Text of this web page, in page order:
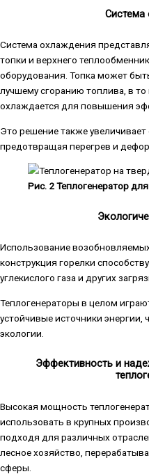
Система
Система охлаждения
топки и верхнего
оборудования. Топка может
лучшему сгоранию топлива, в
охлаждается для повышения
Это решение также
предотвращая перегрев и
Рис. 2 Теплогенератор
Использование
конструкция горелки
углекислого газа и других
Теплогенераторы в целом
устойчивые источники энергии,
экологии.
Эффективность и
Высокая мощность
использовать в крупных
подходя для различных
лесное хозяйство,
сферы.